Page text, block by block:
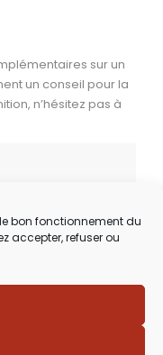
bon fonctionnement du
accepter, refuser ou
sur un
un conseil pour la
n’hésitez pas à
17